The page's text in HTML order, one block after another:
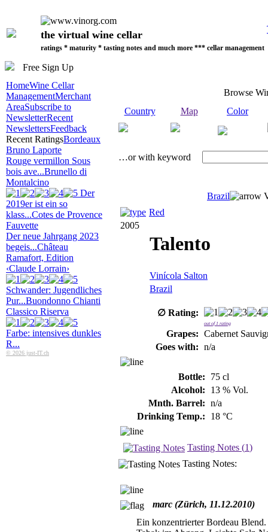
the virtual wine cellar
ratings * maturity * tasting notes and much more *** cellar management
Free Sign Up
HomeWine Cellar
ManagementMerchant
AreaSubscribe to
NewsletterRecent
NewslettersFeedback
Recent RatingsBordeaux
Bruno Laporte
Rouge vermillon Sous
bois ave...Brunello di
Montalcino
Der
2019er ist ein so
klass...Cotes de Provence
Fauvette
Der neue Jahrgang 2023
begeis...Château
Ramafort, Edition
‹Claude Lorrain›
Schwander: Jugendliches
Pur...Buondonno Chianti
Classico Riserva
Farbe: intensives dunkles
R...
© 2026 just-IT.ch
Browse
Country
Map Color
…or with keyword
Brazil
Red
2005
Talento
Vinícola Salton
Brazil
∅ Rating:
out of1 rating
Grapes: Cabernet
Goes with: n/a
Bottle:
75 cl
Alcohol:
13 % Vol.
Mnth. Barrel: n/a
Drinking Temp.:
18 °C
Tasting Notes (1)
Tasting Notes:
marc (Zürich, 11.12.2010)
Ein konzentrierter Bordeau